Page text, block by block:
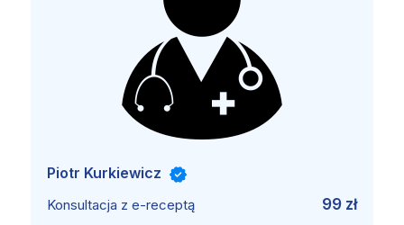
Piotr Kurkiewicz
Konsultacja z e-receptą 99 zł